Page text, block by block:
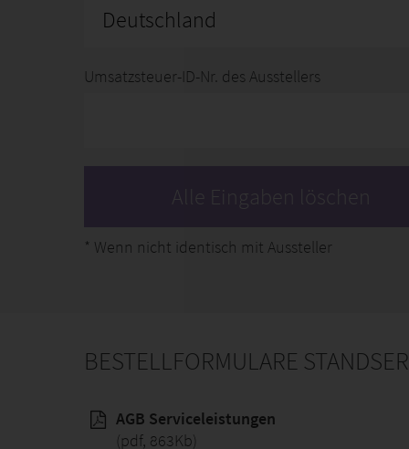
Deutschland
Umsatzsteuer-ID-Nr. des Ausstellers
* Wenn nicht identisch mit Aussteller
BESTELLFORMULARE
AGB Serviceleistungen
(pdf, 863Kb)